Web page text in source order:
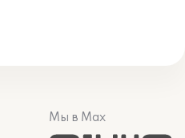
Мы в Max